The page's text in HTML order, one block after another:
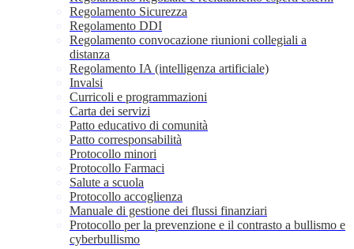
Regolamento Sicurezza
Regolamento DDI
Regolamento convocazione riunioni collegiali a
distanza
Regolamento IA (intelligenza artificiale)
Invalsi
Curricoli e programmazioni
Carta dei servizi
Patto educativo di comunità
Patto corresponsabilità
Protocollo minori
Protocollo Farmaci
Salute a scuola
Protocollo accoglienza
Manuale di gestione dei flussi finanziari
Protocollo per la prevenzione e il contrasto a bullismo e
cyberbullismo